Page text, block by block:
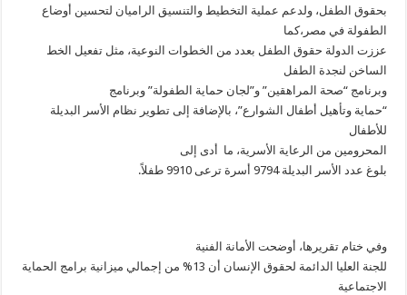
بحقوق الطفل، ولدعم عملية التخطيط والتنسيق الراميان لتحسين أوضاع
الطفولة في مصر،كما
عززت الدولة حقوق الطفل بعدد من الخطوات النوعية، مثل تفعيل الخط
الساخن لنجدة الطفل
وبرنامج “صحة المراهقين” و”لجان حماية الطفولة” وبرنامج
“حماية وتأهيل أطفال الشوارع”، بالإضافة إلى تطوير نظام الأسر البديلة
للأطفال
المحرومين من الرعاية الأسرية، ما أدى إلى
بلوغ عدد الأسر البديلة 9794 أسرة ترعى 9910 طفلاً.
وفي ختام تقريرها، أوضحت الأمانة الفنية
للجنة العليا الدائمة لحقوق الإنسان أن 13% من إجمالي ميزانية برامج الحماية
الاجتماعية